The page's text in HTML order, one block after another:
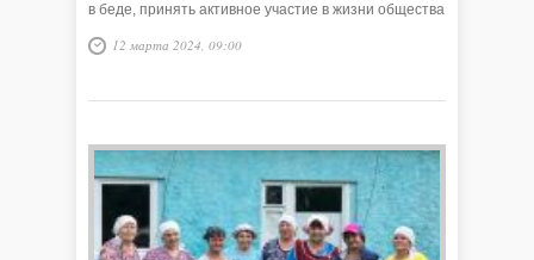
в беде, принять активное участие в жизни общества
и оказать неоценимую помощь мирному населению.
12 марта 2024, 09:00